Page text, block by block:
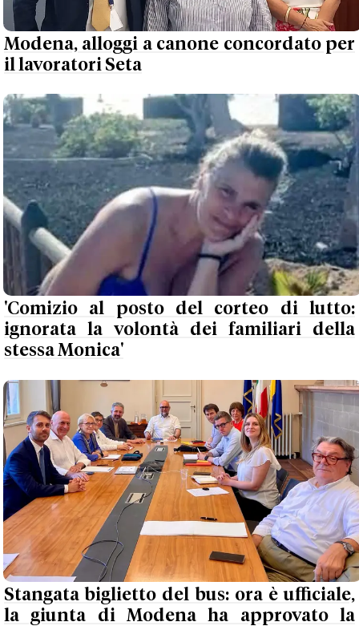
Modena, alloggi a canone concordato per
il lavoratori Seta
'Comizio al posto del corteo di lutto:
ignorata la volontà dei familiari della
stessa Monica'
Stangata biglietto del bus: ora è ufficiale,
la giunta di Modena ha approvato la